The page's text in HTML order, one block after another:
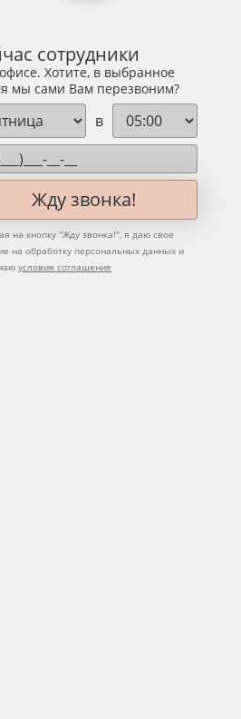
сотрудники
Хотите, в выбранное
мы сами Вам перезвоним?
в
Жду звонка!
на кнопку "Жду звонка!", я даю свое
на обработку персональных данных и
условия соглашения